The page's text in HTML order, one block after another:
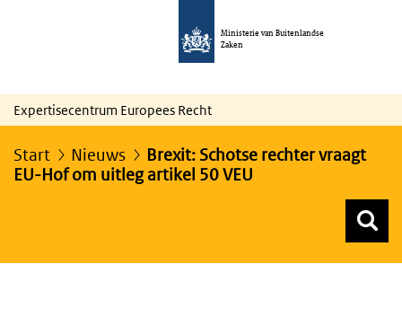
Ministerie van Buitenlandse
Zaken
Expertisecentrum Europees Recht
Start Nieuws
Brexit: Schotse rechter vraagt
EU-Hof om uitleg artikel 50 VEU